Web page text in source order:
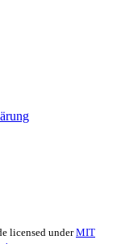
licensed underMIT